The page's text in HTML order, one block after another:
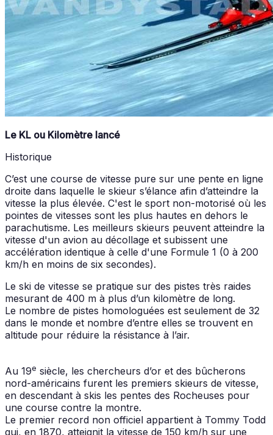
Le KL ou Kilomètre lancé
Historique
C’est une course de vitesse pure sur une pente en ligne
droite dans laquelle le skieur s’élance afin d’atteindre la
vitesse la plus élevée. C'est le sport non-motorisé où les
pointes de vitesses sont les plus hautes en dehors le
parachutisme. Les meilleurs skieurs peuvent atteindre la
vitesse d'un avion au décollage et subissent une
accélération identique à celle d'une Formule 1 (0 à 200
km/h en moins de six secondes).
Le ski de vitesse se pratique sur des pistes très raides
mesurant de 400 m à plus d’un kilomètre de long.
Le nombre de pistes homologuées est seulement de 32
dans le monde et nombre d’entre elles se trouvent en
altitude pour réduire la résistance à l’air.
Au 19e siècle, les chercheurs d’or et des bûcherons
nord-américains furent les premiers skieurs de vitesse,
en descendant à skis les pentes des Rocheuses pour
une course contre la montre.
Le premier record non officiel appartient à Tommy Todd
qui, en 1870, atteignit la vitesse de 150 km/h sur une